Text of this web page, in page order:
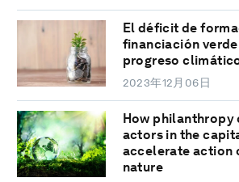
El déficit de
financiación
progreso
2023年12月06日
How philanthropy
actors in the
accelerate action
nature